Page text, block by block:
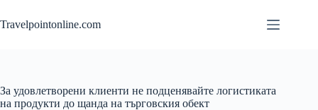
to
content
Travelpointonline.com
За удовлетворени клиенти не подценявайте логистиката
на продукти до щанда на търговския обект